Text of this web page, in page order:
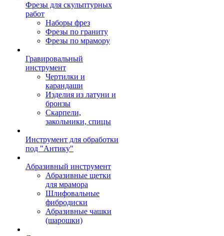
Фрезы для скульптурных
работ
Наборы фрез
Фрезы по граниту
Фрезы по мрамору
Гравировальный
инструмент
Чертилки и
карандаши
Изделия из латуни и
бронзы
Скарпели,
закольники, спицы
Инструмент для обработки
под "Антику"
Абразивный инструмент
Абразивные щетки
для мрамора
Шлифовальные
фибродиски
Абразивные чашки
(шарошки)